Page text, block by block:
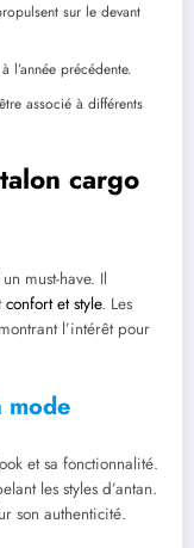
sur le devant
l’année précédente.
associé à différents
cargo
must-have. Il
confort et style. Les
l’intérêt pour
mode
et sa fonctionnalité.
les styles d’antan.
son authenticité.